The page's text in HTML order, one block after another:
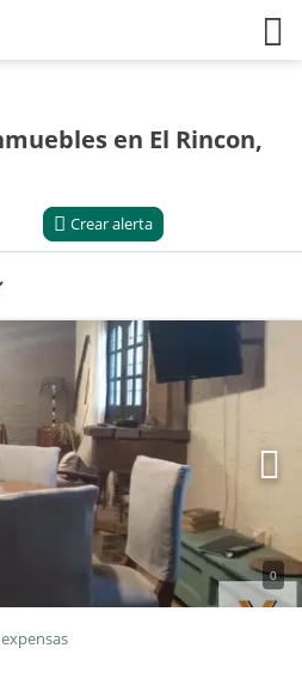
en El Rincon,
Crear alerta
0